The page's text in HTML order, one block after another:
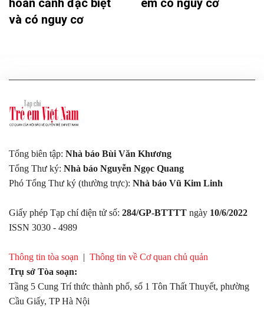
hoàn cảnh đặc biệt
và có nguy cơ
em có nguy cơ
Tổng biên tập: Nhà báo Bùi Văn Khương
Tổng Thư ký: Nhà báo Nguyễn Ngọc Quang
Phó Tổng Thư ký (thường trực): Nhà báo Vũ Kim Linh
Giấy phép Tạp chí điện tử số: 284/GP-BTTTT ngày 10/6/2022
ISSN 3030 - 4989
Thông tin tòa soạn | Thông tin về Cơ quan chủ quản
Trụ sở Tòa soạn:
Tầng 5 Cung Trí thức thành phố, số 1 Tôn Thất Thuyết, phường
Cầu Giấy, TP Hà Nội